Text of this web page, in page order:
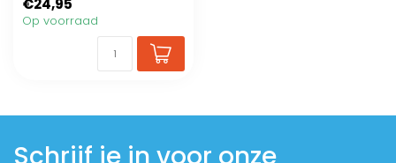
middelgrote en grote...
€24,95
Op voorraad